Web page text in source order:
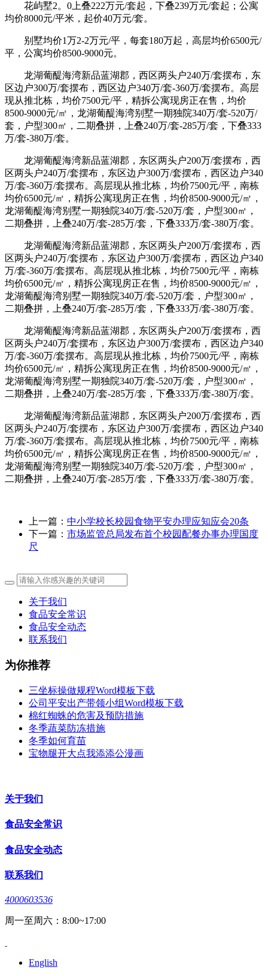
花屿墅2。0上叠222万元/套起，下叠239万元/套起；公寓
均价8000元/平米，起价40万元/套。
别墅均价1万2-2万元/平，每套180万起，高层均价6500元/
平，公寓均价8500-9000元。
龙湖葡醍海湾新品蓝湖郡，西区两头户240万/套摆布，东
区边户300万/套摆布，西区边户340万/套-360万/套摆布。高层
现从推北栋，均价7500元/平，精拆公寓现房正在售，均价
8500-9000元/㎡，龙湖葡醍海湾别墅一期独院340万/套-520万/
套，户型300㎡，二期叠拼，上叠240万/套-285万/套，下叠333
万/套-380万/套。
龙湖葡醍海湾新品蓝湖郡，东区两头户200万/套摆布，西
区两头户240万/套摆布，东区边户300万/套摆布，西区边户340
万/套-360万/套摆布。高层现从推北栋，均价7500元/平，南栋
均价6500元/㎡，精拆公寓现房正在售，均价8500-9000元/㎡，
龙湖葡醍海湾别墅一期独院340万/套-520万/套，户型300㎡，
二期叠拼，上叠240万/套-285万/套，下叠333万/套-380万/套。
龙湖葡醍海湾新品蓝湖郡，东区两头户200万/套摆布，西
区两头户240万/套摆布，东区边户300万/套摆布，西区边户340
万/套-360万/套摆布。高层现从推北栋，均价7500元/平，南栋
均价6500元/㎡，精拆公寓现房正在售，均价8500-9000元/㎡，
龙湖葡醍海湾别墅一期独院340万/套-520万/套，户型300㎡，
二期叠拼，上叠240万/套-285万/套，下叠333万/套-380万/套。
龙湖葡醍海湾新品蓝湖郡，东区两头户200万/套摆布，西
区两头户240万/套摆布，东区边户300万/套摆布，西区边户340
万/套-360万/套摆布。高层现从推北栋，均价7500元/平，南栋
均价6500元/㎡，精拆公寓现房正在售，均价8500-9000元/㎡，
龙湖葡醍海湾别墅一期独院340万/套-520万/套，户型300㎡，
二期叠拼，上叠240万/套-285万/套，下叠333万/套-380万/套。
龙湖葡醍海湾新品蓝湖郡，东区两头户200万/套摆布，西
区两头户240万/套摆布，东区边户300万/套摆布，西区边户340
万/套-360万/套摆布。高层现从推北栋，均价7500元/平，南栋
均价6500元/㎡，精拆公寓现房正在售，均价8500-9000元/㎡，
龙湖葡醍海湾别墅一期独院340万/套-520万/套，户型300㎡，
二期叠拼，上叠240万/套-285万/套，下叠333万/套-380万/套。
上一篇： 中小学校长校园食物平安办理应知应会20条
下一篇： 市场监管总局发布首个校园配餐办事办理国度
尺
关于我们
食品安全常识
食品安全动态
联系我们
为你推荐
三坐标操做规程Word模板下载
公司平安出产带领小组Word模板下载
棉红蜘蛛的危害及预防措施
冬季蔬菜防冻措施
冬季如何育苗
宝物腿开大点我添添公漫画
关于我们
食品安全常识
食品安全动态
联系我们
4000603536
周一至周六：8:00~17:00
English